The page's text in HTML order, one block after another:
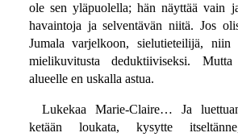
ole sen yläpuolella; hän näyttää vain
havaintoja ja selventävän niitä. Jos
Jumala varjelkoon, sielutieteilijä, niin
mielikuvitusta deduktiiviseksi.
alueelle en uskalla astua.
Lukekaa Marie-Claire… Ja
ketään loukata, kysytte